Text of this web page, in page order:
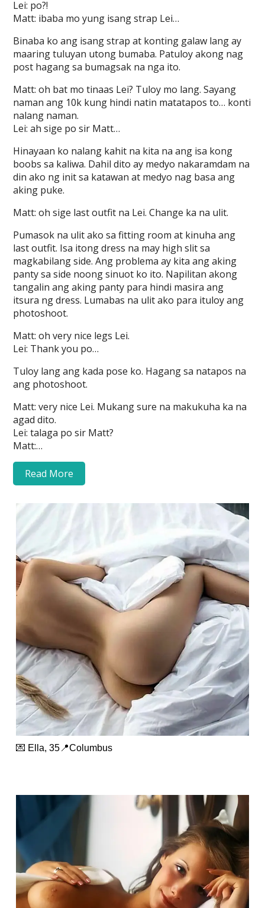
Lei: po?!
Matt: ibaba mo yung isang strap Lei…
Binaba ko ang isang strap at konting galaw lang ay
maaring tuluyan utong bumaba. Patuloy akong nag
post hagang sa bumagsak na nga ito.
Matt: oh bat mo tinaas Lei? Tuloy mo lang. Sayang
naman ang 10k kung hindi natin matatapos to… konti
nalang naman.
Lei: ah sige po sir Matt…
Hinayaan ko nalang kahit na kita na ang isa kong
boobs sa kaliwa. Dahil dito ay medyo nakaramdam na
din ako ng init sa katawan at medyo nag basa ang
aking puke.
Matt: oh sige last outfit na Lei. Change ka na ulit.
Pumasok na ulit ako sa fitting room at kinuha ang
last outfit. Isa itong dress na may high slit sa
magkabilang side. Ang problema ay kita ang aking
panty sa side noong sinuot ko ito. Napilitan akong
tangalin ang aking panty para hindi masira ang
itsura ng dress. Lumabas na ulit ako para ituloy ang
photoshoot.
Matt: oh very nice legs Lei.
Lei: Thank you po…
Tuloy lang ang kada pose ko. Hagang sa natapos na
ang photoshoot.
Matt: very nice Lei. Mukang sure na makukuha ka na
agad dito.
Lei: talaga po sir Matt?
Matt:…
Read More
💌 Ella, 35📍Columbus